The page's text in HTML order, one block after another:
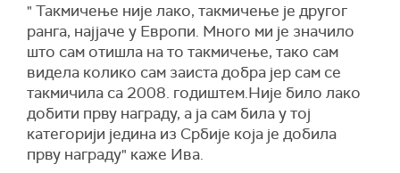
" Такмичење није лако, такмичење је другог
ранга, најјаче у Европи. Много ми је значило
што сам отишла на то такмичење, тако сам
видела колико сам заиста добра јер сам се
такмичила са 2008. годиштем.Није било лако
добити прву награду, а ја сам била у тој
категорији једина из Србије која је добила
прву награду" каже Ива.